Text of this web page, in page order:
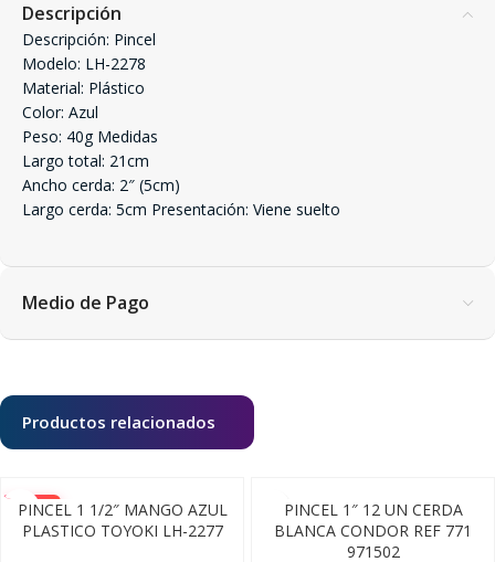
Descripción
Descripción: Pincel
Modelo: LH-2278
Material: Plástico
Color: Azul
Peso: 40g Medidas
Largo total: 21cm
Ancho cerda: 2″ (5cm)
Largo cerda: 5cm Presentación: Viene suelto
Medio de Pago
Productos relacionados
-10%
PINCEL 1 1/2″ MANGO AZUL
PLASTICO TOYOKI LH-2277
PINCEL 1″ 12 UN CERDA
BLANCA CONDOR REF 771
971502